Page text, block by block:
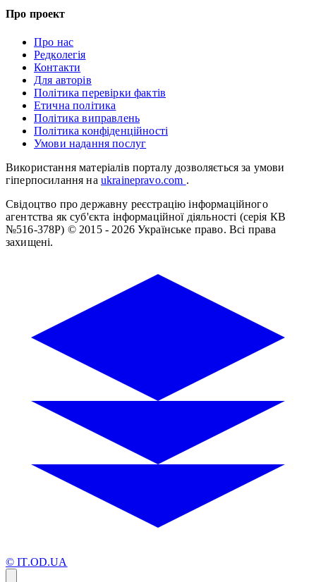
Про проект
Про нас
Редколегія
Контакти
Для авторів
Політика перевірки фактів
Етична політика
Політика виправлень
Політика конфіденційності
Умови надання послуг
Використання матеріалів порталу дозволяється за умови
гіперпосилання на ukrainepravo.com .
Свідоцтво про державну реєстрацію інформаційного
агентства як суб'єкта інформаційної діяльності (серія КВ
№516-378Р) © 2015 - 2026 Українське право. Всі права
захищені.
© IT.OD.UA